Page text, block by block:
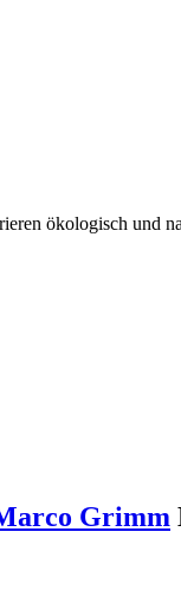
ökologisch und
Grimm